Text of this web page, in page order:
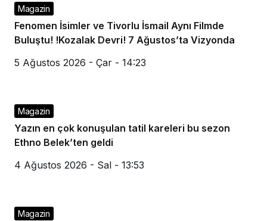
Magazin
Fenomen İsimler ve Tivorlu İsmail Aynı Filmde
Buluştu! !Kozalak Devri! 7 Ağustos’ta Vizyonda
5 Ağustos 2026 - Çar - 14:23
Magazin
Yazın en çok konuşulan tatil kareleri bu sezon
Ethno Belek’ten geldi
4 Ağustos 2026 - Sal - 13:53
Magazin